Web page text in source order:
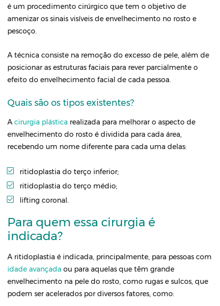
é um procedimento cirúrgico que tem o objetivo de
amenizar os sinais visíveis de envelhecimento no rosto e
pescoço.
A técnica consiste na remoção do excesso de pele, além de
posicionar as estruturas faciais para rever parcialmente o
efeito do envelhecimento facial de cada pessoa.
Quais são os tipos existentes?
A cirurgia plástica realizada para melhorar o aspecto de
envelhecimento do rosto é dividida para cada área,
recebendo um nome diferente para cada uma delas:
ritidoplastia do terço inferior;
ritidoplastia do terço médio;
lifting coronal.
Para quem essa cirurgia é
indicada?
A ritidoplastia é indicada, principalmente, para pessoas com
idade avançada ou para aquelas que têm grande
envelhecimento na pele do rosto, como rugas e sulcos, que
podem ser acelerados por diversos fatores, como: